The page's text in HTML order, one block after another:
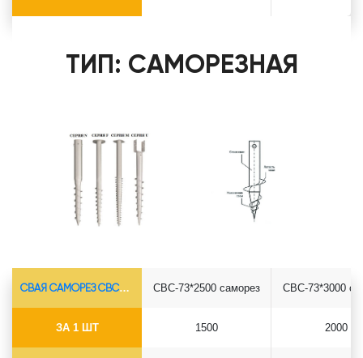
ТИП: САМОРЕЗНАЯ
СВАЯ САМОРЕЗ СВС-Ø73*5.5
ЗА 1 ШТ
СВС-73*2500 саморез
1500
СВС-73*3000
2000